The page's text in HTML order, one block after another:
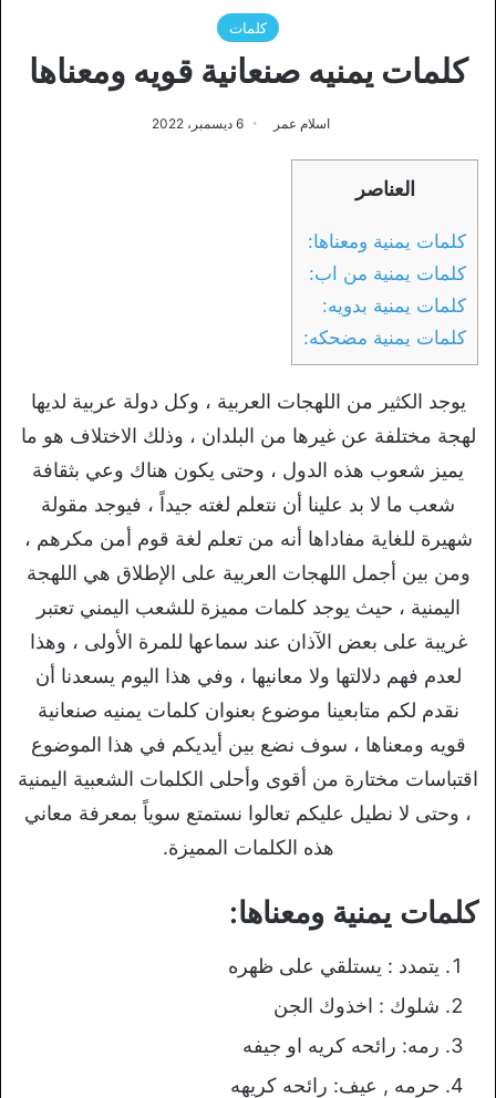
كلمات
كلمات يمنيه صنعانية قويه ومعناها
اسلام عمر 6 ديسمبر، 2022
العناصر
كلمات يمنية ومعناها:
كلمات يمنية من اب:
كلمات يمنية بدويه:
كلمات يمنية مضحكه:
يوجد الكثير من اللهجات العربية ، وكل دولة عربية لديها
لهجة مختلفة عن غيرها من البلدان ، وذلك الاختلاف هو ما
يميز شعوب هذه الدول ، وحتى يكون هناك وعي بثقافة
شعب ما لا بد علينا أن نتعلم لغته جيداً ، فيوجد مقولة
شهيرة للغاية مفاداها أنه من تعلم لغة قوم أمن مكرهم ،
ومن بين أجمل اللهجات العربية على الإطلاق هي اللهجة
اليمنية ، حيث يوجد كلمات مميزة للشعب اليمني تعتبر
غريبة على بعض الآذان عند سماعها للمرة الأولى ، وهذا
لعدم فهم دلالتها ولا معانيها ، وفي هذا اليوم يسعدنا أن
نقدم لكم متابعينا موضوع بعنوان كلمات يمنيه صنعانية
قويه ومعناها ، سوف نضع بين أيديكم في هذا الموضوع
اقتباسات مختارة من أقوى وأحلى الكلمات الشعبية اليمنية
، وحتى لا نطيل عليكم تعالوا نستمتع سوياً بمعرفة معاني
هذه الكلمات المميزة.
كلمات يمنية ومعناها:
يتمدد : يستلقي على ظهره
شلوك : اخذوك الجن
رمه: رائحه كريه او جيفه
حرمه , عيف: رائحه كريهه